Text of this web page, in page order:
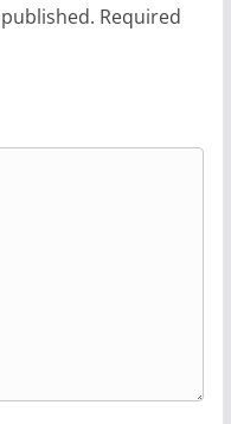
Required